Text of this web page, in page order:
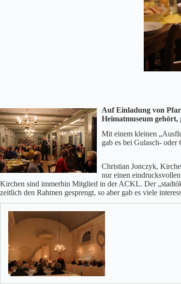
Auf Einladung von
Heimatmuseum
Mit einem kleinen
gab es bei Gulasch-
Christian Jonczyk,
nur einen
Kirchen sind immerhin Mitglied in der ACKL. Der
zeitlich den Rahmen gesprengt, so aber gab es viele